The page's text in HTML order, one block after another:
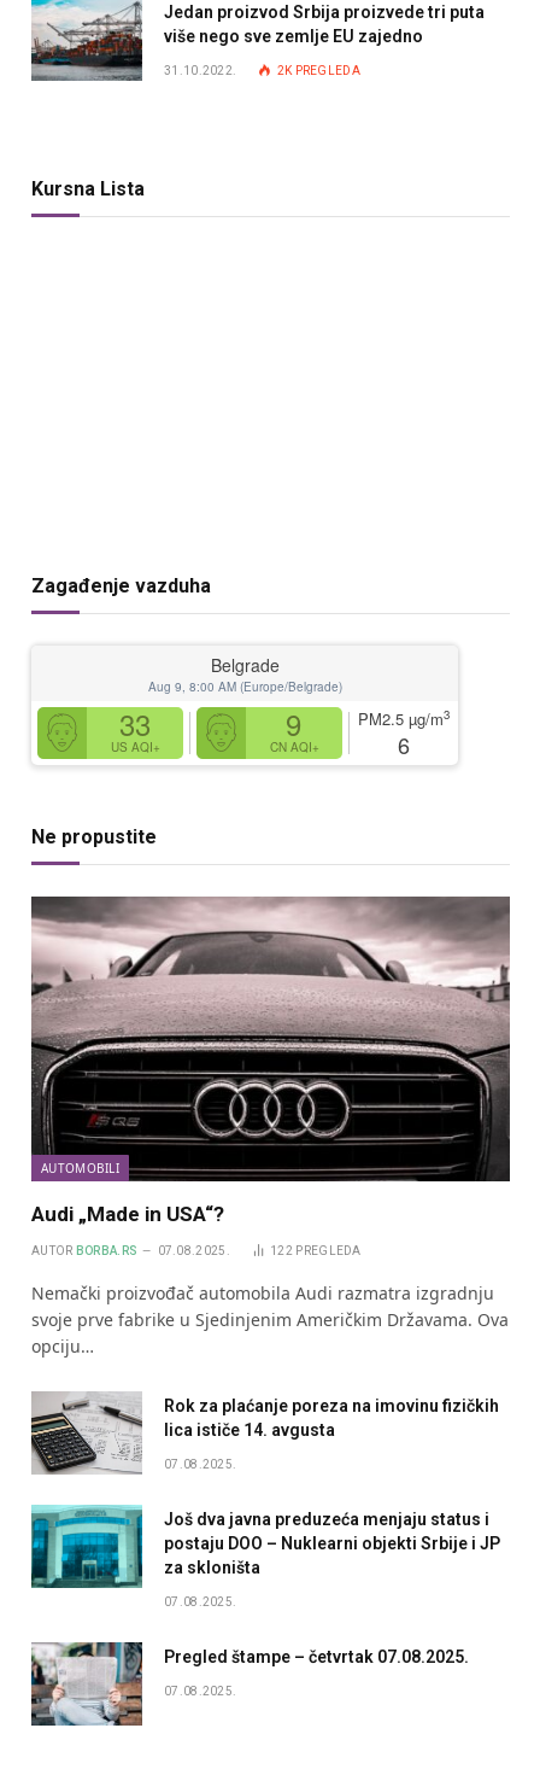
Jedan proizvod Srbija proizvede tri puta
više nego sve zemlje EU zajedno
31.10.2022. 2K PREGLEDA
Kursna Lista
Zagađenje vazduha
Belgrade
Aug 9, 8:00 AM (Europe/Belgrade)
33
US AQI+
9
CN AQI+
PM2.5 µg/m3
6
Ne propustite
AUTOMOBILI
Audi „Made in USA“?
AUTOR BORBA.RS 07.08.2025. 122 PREGLEDA
Nemački proizvođač automobila Audi razmatra izgradnju
svoje prve fabrike u Sjedinjenim Američkim Državama. Ova
opciju…
Rok za plaćanje poreza na imovinu fizičkih
lica ističe 14. avgusta
07.08.2025.
Još dva javna preduzeća menjaju status i
postaju DOO – Nuklearni objekti Srbije i JP
za skloništa
07.08.2025.
Pregled štampe – četvrtak 07.08.2025.
07.08.2025.